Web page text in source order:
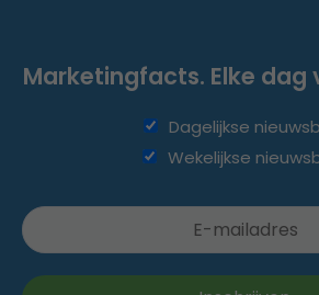
Marketingfacts. Elke dag
Dagelijkse
Wekelijkse